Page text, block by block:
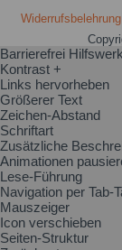
Widerrufsbelehrung
Barrierefrei
Kontrast +
Links hervorheben
Größerer Text
Zeichen-Abstand
Schriftart
Zusätzliche
Animationen
Lese-Führung
Navigation per Tab-
Mauszeiger
Icon verschieben
Seiten-Struktur